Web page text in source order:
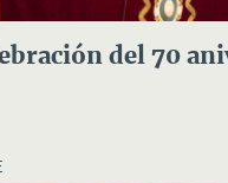
del 70